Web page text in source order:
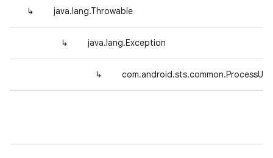
↳ java.lang.Throwable
↳ java.lang.Exception
↳